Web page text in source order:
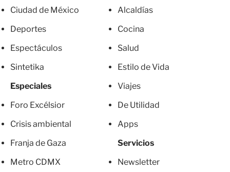
Ciudad de México
Deportes
Espectáculos
Sintetika
Especiales
Foro Excélsior
Crisis ambiental
Franja de Gaza
Metro CDMX
Alcaldías
Cocina
Salud
Estilo de Vida
Viajes
De Utilidad
Apps
Servicios
Newsletter